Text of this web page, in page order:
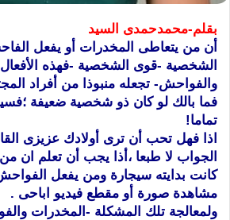
بقلم-محمدحمدى السيد
أن من يتعاطى المخدرات أو يفعل
الشخصية -قوى الشخصية -فهذه
والفواحش- تجعله منبوذا من أفراد
فما بالك لو كان ذو شخصية ضعيفة
تماما!
اذا فهل تحب أن ترى أولادك عزيزى
الجواب لا طبعا ،أذا يجب أن تعلم ان
كانت بدايته سيجارة ومن يفعل
مشاهدة صورة أو مقطع فيديو اباحى .
ولمعالجة تلك المشكلة -المخدرات